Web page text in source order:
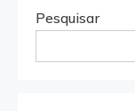
Pesquisar